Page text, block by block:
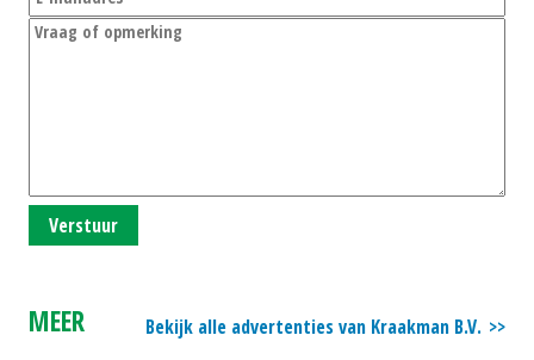
Verstuur
Bekijk alle advertenties van Kraakman B.V.
MEER